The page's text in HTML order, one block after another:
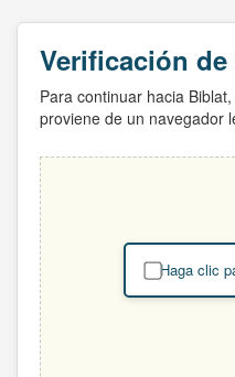
Verificación de
Para continuar hacia
proviene de un navegador
Haga clic